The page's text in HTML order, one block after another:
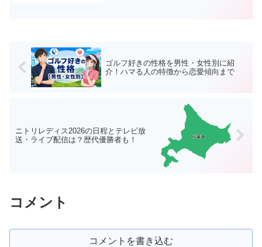
ゴルフ好きの性格を男性・女性別に紹
介！ハマる人の特徴から恋愛傾向まで
ニトリレディス2026の日程とテレビ放
送・ライブ配信は？歴代優勝者も！
コメント
コメントを書き込む